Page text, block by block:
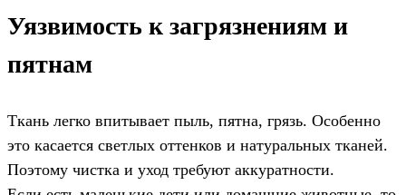
Уязвимость к загрязнениям и
пятнам
Ткань легко впитывает пыль, пятна, грязь. Особенно
это касается светлых оттенков и натуральных тканей.
Поэтому чистка и уход требуют аккуратности.